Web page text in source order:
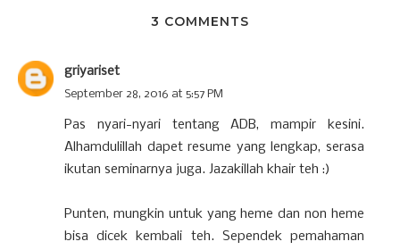
3 COMMENTS
griyariset
September 28, 2016 at 5:57 PM
Pas nyari-nyari tentang ADB, mampir kesini.
Alhamdulillah dapet resume yang lengkap, serasa
ikutan seminarnya juga. Jazakillah khair teh :)
Punten, mungkin untuk yang heme dan non heme
bisa dicek kembali teh. Sependek pemahaman